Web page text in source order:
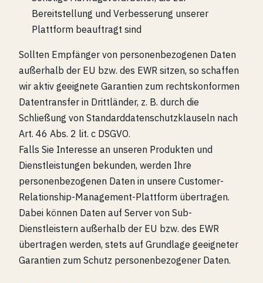
Bereitstellung und Verbesserung unserer
Plattform beauftragt sind
Sollten Empfänger von personenbezogenen Daten
außerhalb der EU bzw. des EWR sitzen, so schaffen
wir aktiv geeignete Garantien zum rechtskonformen
Datentransfer in Drittländer, z. B. durch die
Schließung von Standarddatenschutzklauseln nach
Art. 46 Abs. 2 lit. c DSGVO.
Falls Sie Interesse an unseren Produkten und
Dienstleistungen bekunden, werden Ihre
personenbezogenen Daten in unsere Customer-
Relationship-Management-Plattform übertragen.
Dabei können Daten auf Server von Sub-
Dienstleistern außerhalb der EU bzw. des EWR
übertragen werden, stets auf Grundlage geeigneter
Garantien zum Schutz personenbezogener Daten.